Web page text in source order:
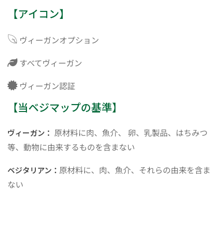
【アイコン】
ヴィーガンオプション
すべてヴィーガン
ヴィーガン認証
【当ベジマップの基準】
ヴィーガン： 原材料に肉、魚介、 卵、乳製品、はちみつ
等、動物に由来するものを含まない
ベジタリアン： 原材料に、肉、魚介、それらの由来を含ま
ない